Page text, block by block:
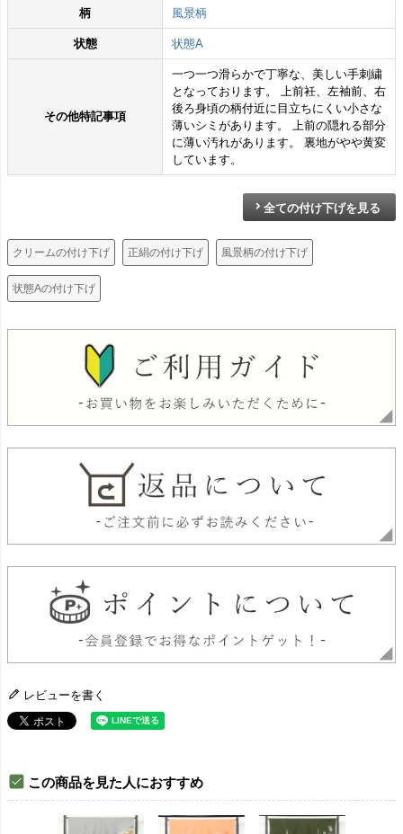
柄 風景柄
状態 状態A
その他特記事項
一つ一つ滑らかで丁寧な、美しい手刺繍
となっております。 上前衽、左袖前、右
後ろ身頃の柄付近に目立ちにくい小さな
薄いシミがあります。 上前の隠れる部分
に薄い汚れがあります。 裏地がやや黄変
しています。
全ての付け下げを見る
クリームの付け下げ 正絹の付け下げ 風景柄の付け下げ
状態Aの付け下げ
レビューを書く
この商品を見た人におすすめ